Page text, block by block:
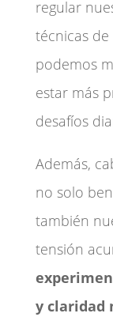
regular
técnicas
podemos
estar más
desafíos
Además,
no solo
también
tensión
y claridad